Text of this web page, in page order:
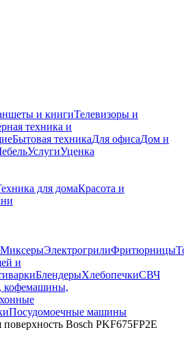
и книгиТелевизоры и
техника и
Бытовая техникаДля офисаДом и
УслугиУценка
для домаКрасота и
МиксерыЭлектрогрилиФритюрницы
и
БлендерыХлебопечкиСВЧ
кофемашины,
Посудомоечные машины
поверхность Bosch PKF675FP2E